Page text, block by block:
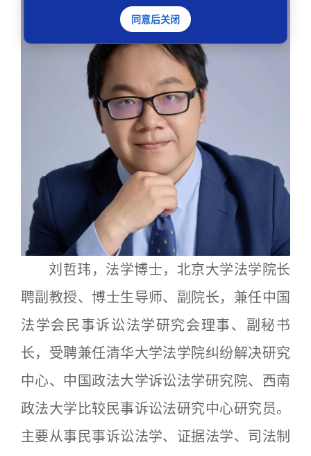
刘哲玮，法学博士，北京大学法学院长
聘副教授、博士生导师、副院长，兼任中国
法学会民事诉讼法学研究会理事、副秘书
长，受聘兼任清华大学法学院纠纷解决研究
中心、中国政法大学诉讼法学研究院、西南
政法大学比较民事诉讼法研究中心研究员。
主要从事民事诉讼法学、证据法学、司法制
同意后关闭